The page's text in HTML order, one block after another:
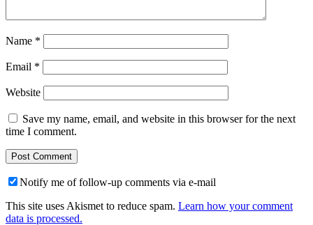
Name *
Email *
Website
Save my name, email, and website in this browser for the next
time I comment.
Notify me of follow-up comments via e-mail
This site uses Akismet to reduce spam. Learn how your comment
data is processed.